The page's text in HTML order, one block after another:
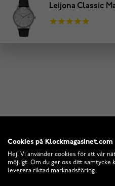
Leijona Classic
Cookies på Klockmagasinet.com
Hej! Vi använder cookies för att vår
möjligt. Om du ger oss ditt samtycke
leverera riktad marknadsföring.